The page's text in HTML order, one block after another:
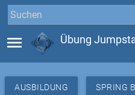
menu Übung
AUSBILDUNG SPRING